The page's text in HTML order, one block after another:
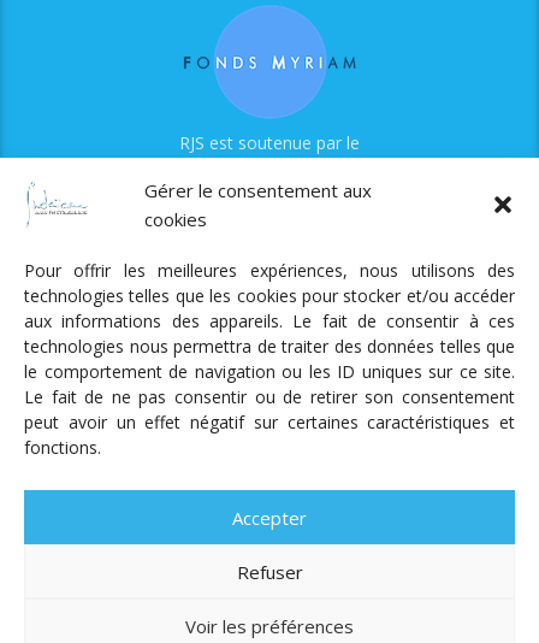
Gérer le consentement aux
cookies
Pour offrir les meilleures expériences, nous utilisons des
technologies telles que les cookies pour stocker et/ou accéder
aux informations des appareils. Le fait de consentir à ces
technologies nous permettra de traiter des données telles que
le comportement de navigation ou les ID uniques sur ce site.
Le fait de ne pas consentir ou de retirer son consentement
peut avoir un effet négatif sur certaines caractéristiques et
fonctions.
Accepter
Refuser
Voir les préférences
RJS est soutenue par le
Radio Judaica Strasbourg
Tous droits réservés
RADIO JUDAÏCA
ÉMISSIONS ET GRILLE DES PROGRAMMES
PODCASTS
UN DON
ADHÉRER MENTIONS LÉGALES
RÉAL.